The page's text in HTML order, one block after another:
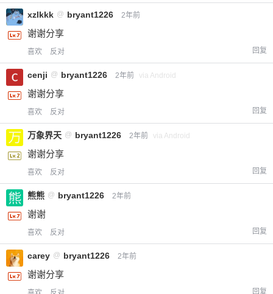
xzlkkk @ bryant1226 2年前
谢谢分享
喜欢 反对 回复
cenji @ bryant1226 2年前 via Android
谢谢分享
喜欢 反对 回复
万象界天 @ bryant1226 2年前 via Android
谢谢分享
喜欢 反对 回复
熊熊 @ bryant1226 2年前
谢谢
喜欢 反对 回复
carey @ bryant1226 2年前
谢谢分享
回复